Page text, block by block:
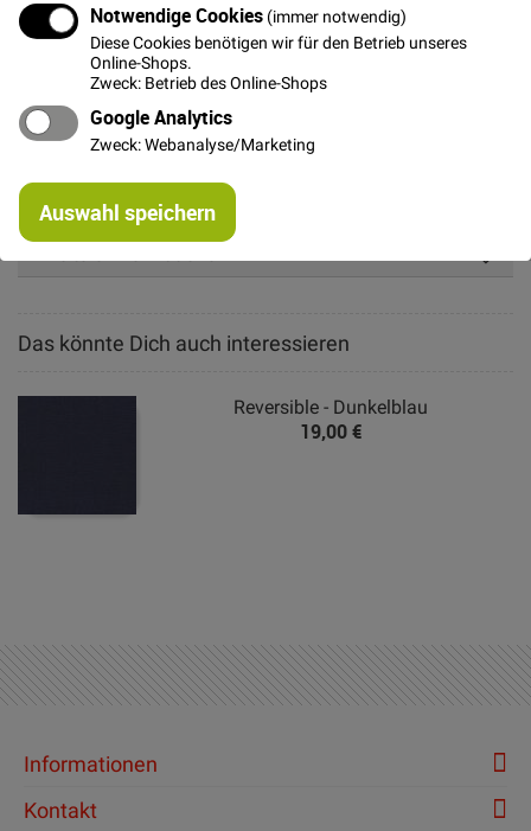
Notwendige Cookies (immer notwendig)
Diese Cookies benötigen wir für den Betrieb unseres
Online-Shops.
Zweck: Betrieb des Online-Shops
Google Analytics
Zweck: Webanalyse/Marketing
Auswahl speichern
Das könnte Dich auch interessieren
Reversible - Dunkelblau
19,00 €
Details
gewebter Baumwollstoff.
Informationen
Kontakt